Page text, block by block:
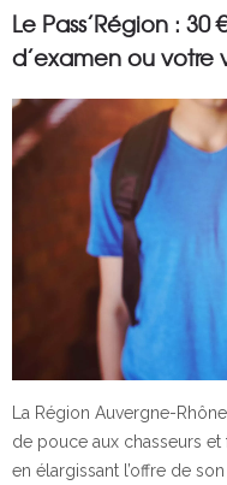
Le Pass’Région : 30
d’examen ou votre
La Région Auvergne-
de pouce aux chasseurs
en élargissant l’offre de son